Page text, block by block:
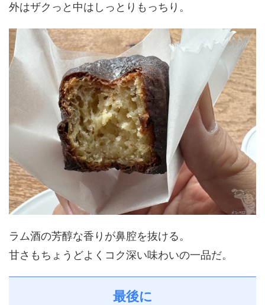
外はザクっと中はしっとりもっちり。
ラム酒の芳醇な香りが鼻腔を抜ける。
甘さもちょうどよくコク深い味わいの一品だ。
最後に